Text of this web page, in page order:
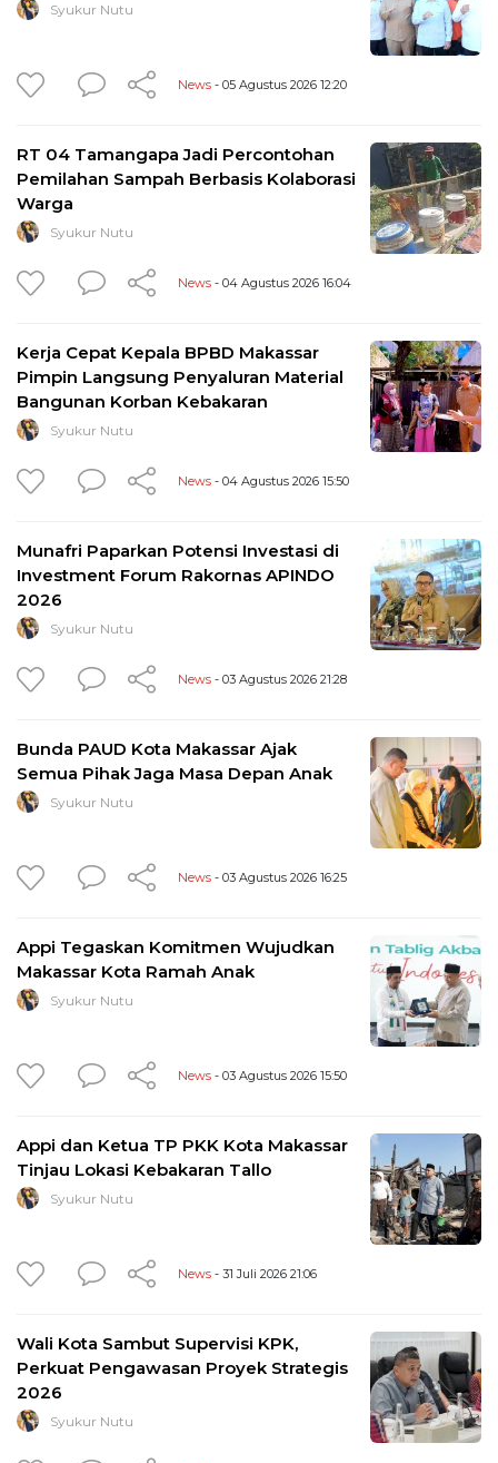
Syukur Nutu
News - 05 Agustus 2026 12:20
RT 04 Tamangapa Jadi Percontohan
Pemilahan Sampah Berbasis Kolaborasi
Warga
Syukur Nutu
News - 04 Agustus 2026 16:04
Kerja Cepat Kepala BPBD Makassar
Pimpin Langsung Penyaluran Material
Bangunan Korban Kebakaran
Syukur Nutu
News - 04 Agustus 2026 15:50
Munafri Paparkan Potensi Investasi di
Investment Forum Rakornas APINDO
2026
Syukur Nutu
News - 03 Agustus 2026 21:28
Bunda PAUD Kota Makassar Ajak
Semua Pihak Jaga Masa Depan Anak
Syukur Nutu
News - 03 Agustus 2026 16:25
Appi Tegaskan Komitmen Wujudkan
Makassar Kota Ramah Anak
Syukur Nutu
News - 03 Agustus 2026 15:50
Appi dan Ketua TP PKK Kota Makassar
Tinjau Lokasi Kebakaran Tallo
Syukur Nutu
News - 31 Juli 2026 21:06
Wali Kota Sambut Supervisi KPK,
Perkuat Pengawasan Proyek Strategis
2026
Syukur Nutu